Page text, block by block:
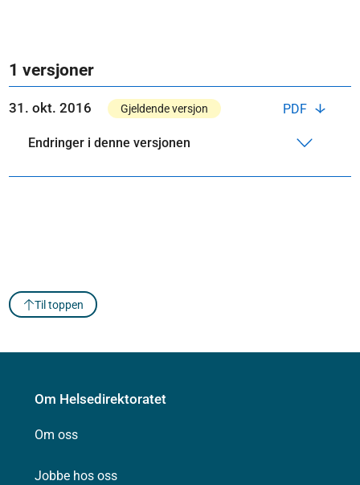
1 versjoner
PDF
31. okt. 2016 Gjeldende versjon
Endringer i denne versjonen
Til toppen
Om Helsedirektoratet
Om oss
Jobbe hos oss